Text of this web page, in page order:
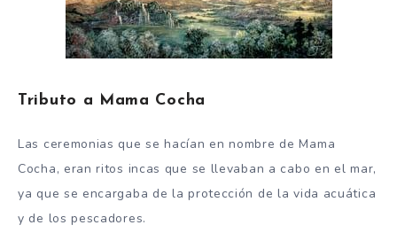
Tributo a Mama Cocha
Las ceremonias que se hacían en nombre de Mama
Cocha, eran ritos incas que se llevaban a cabo en el mar,
ya que se encargaba de la protección de la vida acuática
y de los pescadores.